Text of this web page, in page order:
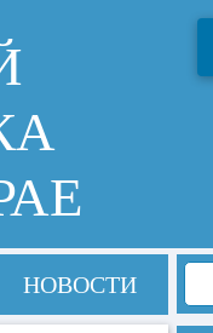
НОВОСТИ